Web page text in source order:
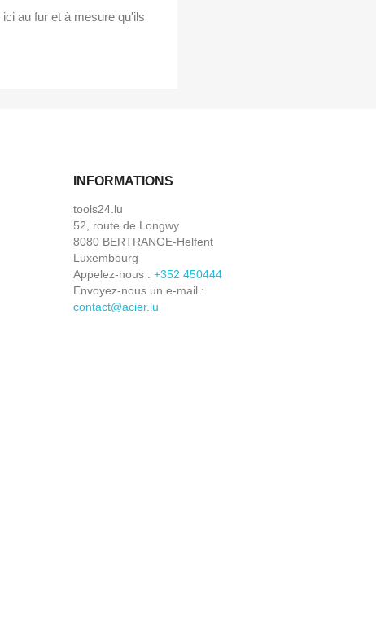
au fur et à mesure qu'ils
INFORMATIONS
tools24.lu
52, route de Longwy
8080 BERTRANGE-Helfent
Luxembourg
Appelez-nous : +352 450444
Envoyez-nous un e-mail :
contact@acier.lu